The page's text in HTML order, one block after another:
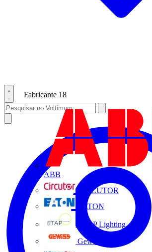
Fabricante 18
ABB
CIRCUTOR
EATON
ETAP Lighting
Gewiss